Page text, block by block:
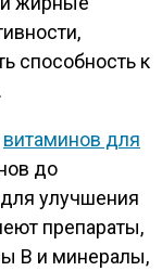
способность к
витаминов для
до
улучшения
препараты,
В и минералы,